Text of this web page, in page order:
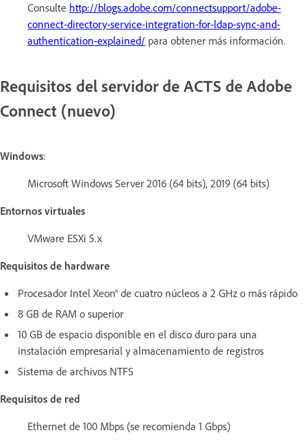
Consulte http://blogs.adobe.com/connectsupport/adobe-
connect-directory-service-integration-for-ldap-sync-and-
authentication-explained/ para obtener más información.
Requisitos del servidor de ACTS de Adobe
Connect (nuevo)
Windows:
Microsoft Windows Server 2016 (64 bits), 2019 (64 bits)
Entornos virtuales
VMware ESXi 5.x
Requisitos de hardware
Procesador Intel Xeon® de cuatro núcleos a 2 GHz o más rápido
8 GB de RAM o superior
10 GB de espacio disponible en el disco duro para una
instalación empresarial y almacenamiento de registros
Sistema de archivos NTFS
Requisitos de red
Ethernet de 100 Mbps (se recomienda 1 Gbps)